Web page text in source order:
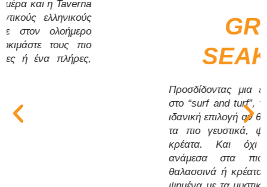
Προσδίδοντας μια εντελώς νέα έννοια
στο “surf and turf”, το γκριλ μας είναι η
ιδανική επιλογή αν θέλετε να απολαύσετε
τα πιο γευστικά, ψημένα στη σχάρα,
ανάμεσα στα πιο φρέσκα ντόπια
θαλασσινά ή κρέατα μαριναρισμένα και
ψημένα με τα μυστικά και τα μπαχαρικά
των Celestyal grill masters. Αυτό το
εστιατόριο προσφέρει επίσης τη
δυνατότητα επιλογής του μενού της Diane
Kochilas, που αποτελείται από 6
μοναδικά πιάτα. Διατίθεται μία ή δύο